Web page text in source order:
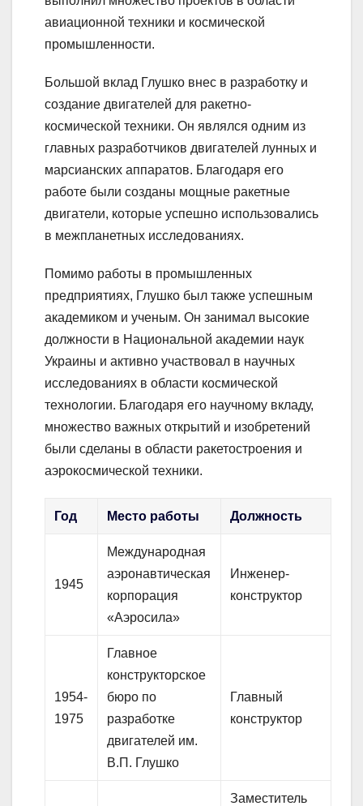
авиационной техники и космической
промышленности.
Большой вклад Глушко внес в разработку и
создание двигателей для ракетно-
космической техники. Он являлся одним из
главных разработчиков двигателей лунных и
марсианских аппаратов. Благодаря его
работе были созданы мощные ракетные
двигатели, которые успешно использовались
в межпланетных исследованиях.
Помимо работы в промышленных
предприятиях, Глушко был также успешным
академиком и ученым. Он занимал высокие
должности в Национальной академии наук
Украины и активно участвовал в научных
исследованиях в области космической
технологии. Благодаря его научному вкладу,
множество важных открытий и изобретений
были сделаны в области ракетостроения и
аэрокосмической техники.
Год Место работы Должность
1945
Международная
аэронавтическая
корпорация
«Аэросила»
Инженер-
конструктор
1954-
1975
Главное
конструкторское
бюро по
разработке
двигателей им.
В.П. Глушко
Главный
конструктор
Заместитель